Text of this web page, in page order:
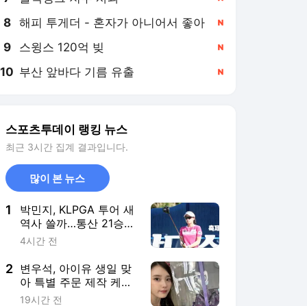
8 해피 투게더 - 혼자가 아니어서 좋아
9 스윙스 120억 빚
10 부산 앞바다 기름 유출
스포츠투데이 랭킹 뉴스
최근 3시간 집계 결과입니다.
많이 본 뉴스
1
박민지, KLPGA 투어 새
역사 쓸까…통산 21승
+상금 70억 원 도전
4시간 전
2 변우석, 아이유 생일 맞
아 특별 주문 제작 케이
크 선물…3달 지나 알려
19시간 전